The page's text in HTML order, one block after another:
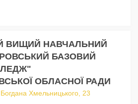
ВИЩИЙ НАВЧАЛЬНИЙ
БАЗОВИЙ
ОБЛАСНОЇ РАДИ
Хмельницького, 23